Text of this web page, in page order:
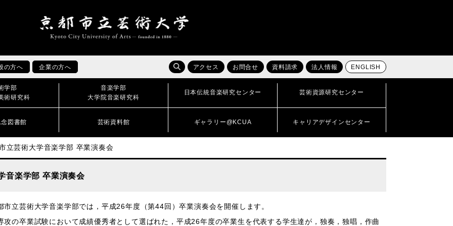
の方へ 企業の方へ アクセス お問合せ 資料請求 法人情報 ENGLISH
学部
術研究科
音楽学部
大学院音楽研究科
日本伝統音楽研究センター 芸術資源研究センター
図書館 芸術資料館 ギャラリー@KCUA キャリアデザインセンター
立芸術大学音楽学部 卒業演奏会
音楽学部 卒業演奏会
市立芸術大学音楽学部では，平成26年度（第44回）卒業演奏会を開催します。
の卒業試験において成績優秀者として選ばれた，平成26年度の卒業生を代表する学生達が，独奏，独唱，作曲